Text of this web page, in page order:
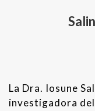
La Dra. Iosune
investigadora